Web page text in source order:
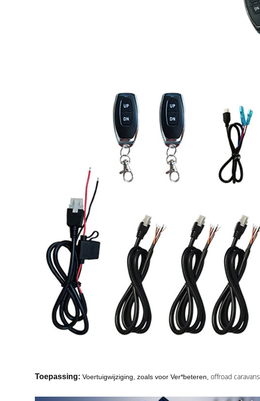
Toepassing: Voertuigwijziging, zoals voor Ver*beteren, offroad caravans